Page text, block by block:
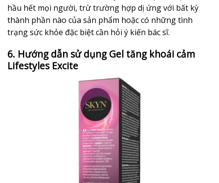
hầu hết mọi người, trừ trường hợp dị ứng với bất kỳ
thành phần nào của sản phẩm hoặc có những tình
trạng sức khỏe đặc biệt cần hỏi ý kiến bác sĩ.
6. Hướng dẫn sử dụng Gel tăng khoái cảm
Lifestyles Excite